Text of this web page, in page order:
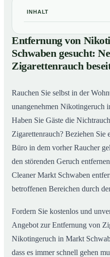
INHALT
01 Entfernung von
gesucht: Neutralisieren
So entfernen wir
nachhaltig
Entfernung von
Schwaben gesucht:
Zigarettenrauch
Rauchen Sie selbst in der
unangenehmen Nikotingeruch
Haben Sie Gäste die
Zigarettenrauch? Beziehen Sie
Büro in dem vorher Raucher
den störenden Geruch
Cleaner Markt Schwaben
betroffenen Bereichen durch
Fordern Sie kostenlos und
Angebot zur Entfernung von
Nikotingeruch in Markt
dass es immer schnell gehen